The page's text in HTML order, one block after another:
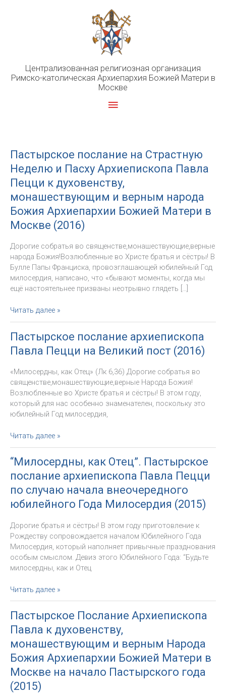
Централизованная религиозная организация
Римско-католическая Архиепархия Божией Матери в
Москве
Главное
Пастырское послание на Страстную
Неделю и Пасху Архиепископа Павла
Пецци к духовенству,
монашествующим и верным народа
Божия Архиепархии Божией Матери в
Москве (2016)
Дорогие собратья во священстве,монашествующие,верные
народа Божия!Возлюбленные во Христе братья и сёстры! В
Булле Папы Франциска, провозглашающей юбилейный Год
милосердия, написано, что «бывают моменты, когда мы
ещё настоятельнее призваны неотрывно глядеть […]
Пастырское
послание
на
Страстную
Неделю
Пасху
Архиепископа
Павла
Пецци
к
монашествующим
и
верным
Божия
Архиепархии
Божией
в
Москве
(2016)
Читать далее »
Пастырское послание архиепископа
Павла Пецци на Великий пост (2016)
«Милосердны, как Отец» (Лк 6,36) Дорогие собратья во
священстве,монашествующие,верные Народа Божия!
Возлюбленные во Христе братья и сёстры! В этом году,
который для нас особенно знаменателен, поскольку это
юбилейный Год милосердия,
Пастырское
послание
архиепископа
Павла
Пецци
на
Великий
пост
Читать далее »
“Милосердны, как Отец”. Пастырское
послание архиепископа Павла Пецци
по случаю начала внеочередного
юбилейного Года Милосердия (2015)
Дорогие братья и сёстры! В этом году приготовление к
Рождеству сопровождается началом Юбилейного Года
Милосердия, который наполняет привычные празднования
особым смыслом. Девиз этого Юбилейного Года: “Будьте
милосердны, как и Отец
“Милосердны,
как
Отец”.
Пастырское
послание
архиепископа
Павла
Пецци
по
случаю
начала
Читать далее »
Пастырское Послание Архиепископа
Павла к духовенству,
монашествующим и верным Народа
Божия Архиепархии Божией Матери в
Москве на начало Пастырского года
(2015)